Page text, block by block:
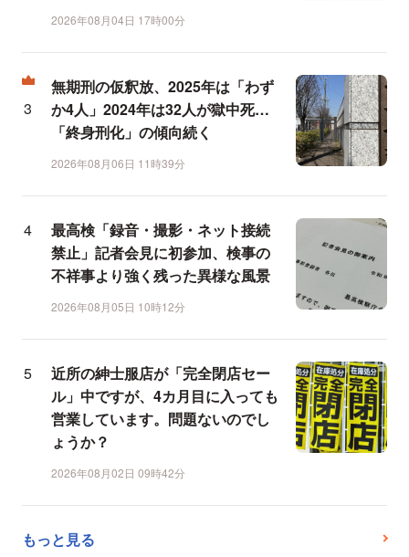
2026年08月04日 17時00分
無期刑の仮釈放、2025年は「わず
か4人」2024年は32人が獄中死…
「終身刑化」の傾向続く
2026年08月06日 11時39分
最高検「録音・撮影・ネット接続
禁止」記者会見に初参加、検事の
不祥事より強く残った異様な風景
2026年08月05日 10時12分
近所の紳士服店が「完全閉店セー
ル」中ですが、4カ月目に入っても
営業しています。問題ないのでし
ょうか？
2026年08月02日 09時42分
もっと見る